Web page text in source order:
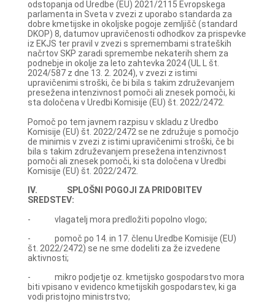
odstopanja od Uredbe (EU) 2021/2115 Evropskega
parlamenta in Sveta v zvezi z uporabo standarda za
dobre kmetijske in okoljske pogoje zemljišč (standard
DKOP) 8, datumov upravičenosti odhodkov za prispevke
iz EKJS ter pravil v zvezi s spremembami strateških
načrtov SKP zaradi spremembe nekaterih shem za
podnebje in okolje za leto zahtevka 2024 (UL L št.
2024/587 z dne 13. 2. 2024), v zvezi z istimi
upravičenimi stroški, če bi bila s takim združevanjem
presežena intenzivnost pomoči ali znesek pomoči, ki
sta določena v Uredbi Komisije (EU) št. 2022/2472.
Pomoč po tem javnem razpisu v skladu z Uredbo
Komisije (EU) št. 2022/2472 se ne združuje s pomočjo
de minimis v zvezi z istimi upravičenimi stroški, če bi
bila s takim združevanjem presežena intenzivnost
pomoči ali znesek pomoči, ki sta določena v Uredbi
Komisije (EU) št. 2022/2472.
IV. SPLOŠNI POGOJI ZA PRIDOBITEV
SREDSTEV:
- vlagatelj mora predložiti popolno vlogo;
- pomoč po 14. in 17. členu Uredbe Komisije (EU)
št. 2022/2472) se ne sme dodeliti za že izvedene
aktivnosti;
- mikro podjetje oz. kmetijsko gospodarstvo mora
biti vpisano v evidenco kmetijskih gospodarstev, ki ga
vodi pristojno ministrstvo;